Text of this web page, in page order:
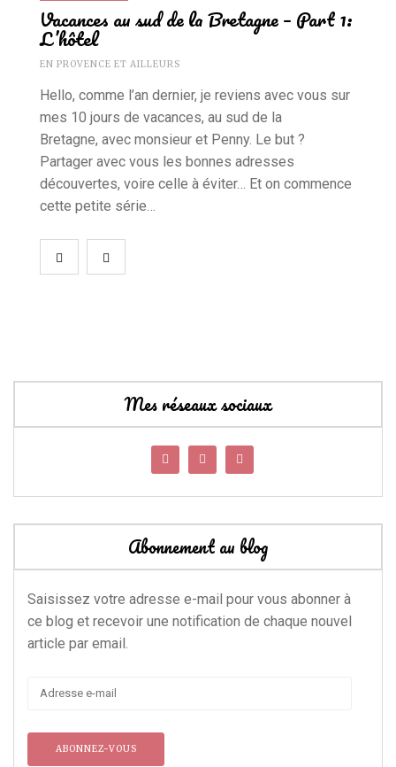
Vacances au sud de la Bretagne – Part 1:
L’hôtel
EN PROVENCE ET AILLEURS
Hello, comme l’an dernier, je reviens avec vous sur
mes 10 jours de vacances, au sud de la
Bretagne, avec monsieur et Penny. Le but ?
Partager avec vous les bonnes adresses
découvertes, voire celle à éviter… Et on commence
cette petite série…
Mes réseaux sociaux
Abonnement au blog
Saisissez votre adresse e-mail pour vous abonner à
ce blog et recevoir une notification de chaque nouvel
article par email.
Adresse
mail